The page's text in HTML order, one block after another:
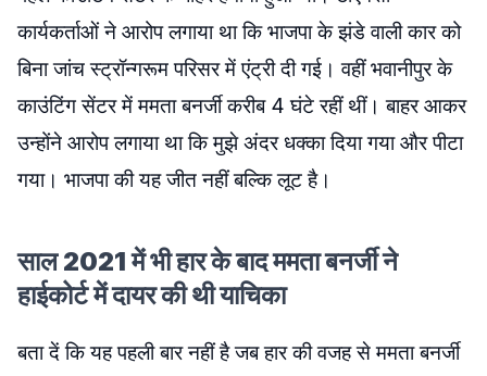
कार्यकर्ताओं ने आरोप लगाया था कि भाजपा के झंडे वाली कार को
बिना जांच स्ट्रॉन्गरूम परिसर में एंट्री दी गई। वहीं भवानीपुर के
काउंटिंग सेंटर में ममता बनर्जी करीब 4 घंटे रहीं थीं। बाहर आकर
उन्होंने आरोप लगाया था कि मुझे अंदर धक्का दिया गया और पीटा
गया। भाजपा की यह जीत नहीं बल्कि लूट है।
साल 2021 में भी हार के बाद ममता बनर्जी ने
हाईकोर्ट में दायर की थी याचिका
बता दें कि यह पहली बार नहीं है जब हार की वजह से ममता बनर्जी